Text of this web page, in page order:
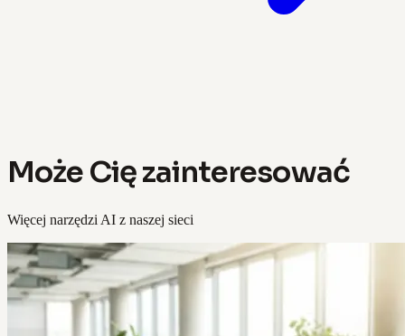
Może Cię zainteresować
Więcej narzędzi AI z naszej sieci